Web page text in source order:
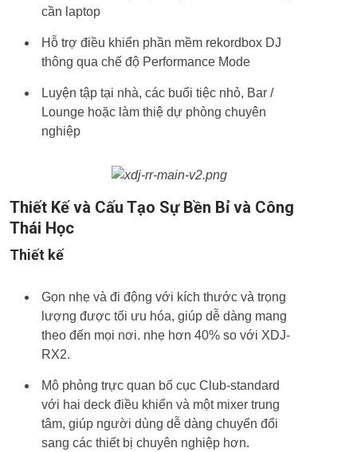
cần laptop
Hỗ trợ điều khiển phần mềm rekordbox DJ
thông qua chế độ Performance Mode
Luyện tập tại nhà, các buổi tiệc nhỏ, Bar /
Lounge hoặc làm thiệ dự phòng chuyên
nghiệp
Thiết Kế và Cấu Tạo Sự Bền Bỉ và Công
Thái Học
Thiết kế
Gọn nhẹ và đi động với kích thước và trọng
lượng được tối ưu hóa, giúp dễ dàng mang
theo đến mọi nơi. nhẹ hơn 40% so với XDJ-
RX2.
Mô phỏng trực quan bố cục Club-standard
với hai deck điều khiển và một mixer trung
tâm, giúp người dùng dễ dàng chuyển đổi
sang các thiết bị chuyên nghiệp hơn.